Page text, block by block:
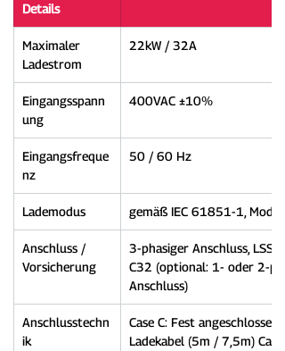
Details
Maximaler
Ladestrom
22kW / 32A
Eingangsspann
ung
400VAC ±10%
Eingangsfreque
nz
50 / 60 Hz
Lademodus gemäß IEC 61851-1, Mode 3
Anschluss /
Vorsicherung
3-phasiger Anschluss, LSS
C32 (optional: 1- oder 2-
Anschluss)
Anschlusstechn
ik
Case C: Fest
Ladekabel (5m / 7,5m) Case